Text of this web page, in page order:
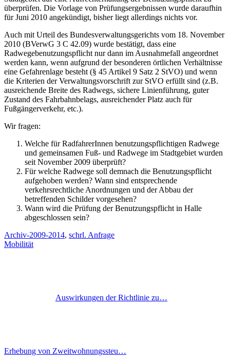
überprüfen. Die Vorlage von Prüfungsergebnissen wurde daraufhin
für Juni 2010 angekündigt, bisher liegt allerdings nichts vor.
Auch mit Urteil des Bundesverwaltungsgerichts vom 18. November
2010 (BVerwG 3 C 42.09) wurde bestätigt, dass eine
Radwegebenutzungspflicht nur dann im Ausnahmefall angeordnet
werden kann, wenn aufgrund der besonderen örtlichen Verhältnisse
eine Gefahrenlage besteht (§ 45 Artikel 9 Satz 2 StVO) und wenn
die Kriterien der Verwaltungsvorschrift zur StVO erfüllt sind (z.B.
ausreichende Breite des Radwegs, sichere Linienführung, guter
Zustand des Fahrbahnbelags, ausreichender Platz auch für
Fußgängerverkehr, etc.).
Wir fragen:
Welche für RadfahrerInnen benutzungspflichtigen Radwege
und gemeinsamen Fuß- und Radwege im Stadtgebiet wurden
seit November 2009 überprüft?
Für welche Radwege soll demnach die Benutzungspflicht
aufgehoben werden? Wann sind entsprechende
verkehrsrechtliche Anordnungen und der Abbau der
betreffenden Schilder vorgesehen?
Wann wird die Prüfung der Benutzungspflicht in Halle
abgeschlossen sein?
Archiv-2009-2014, schrl. Anfrage
Mobilität
Auswirkungen der Richtlinie zu…
Erhebung von Zweitwohnungssteu…